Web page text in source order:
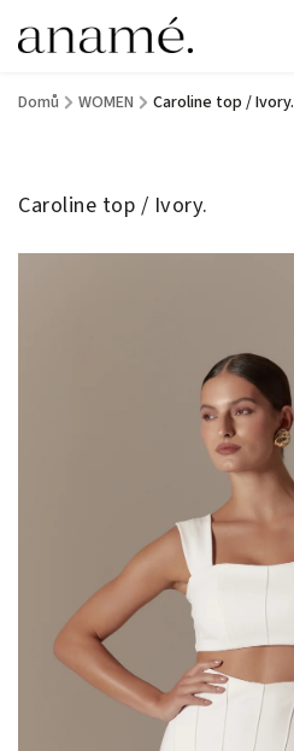
Domů / WOMEN / Caroline top / Ivory.
Caroline top / Ivory.